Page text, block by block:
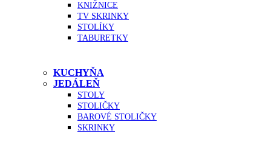
KNIŽNICE
TV SKRINKY
STOLÍKY
TABURETKY
KUCHYŇA
JEDÁLEŇ
STOLY
STOLIČKY
BAROVÉ STOLIČKY
SKRINKY